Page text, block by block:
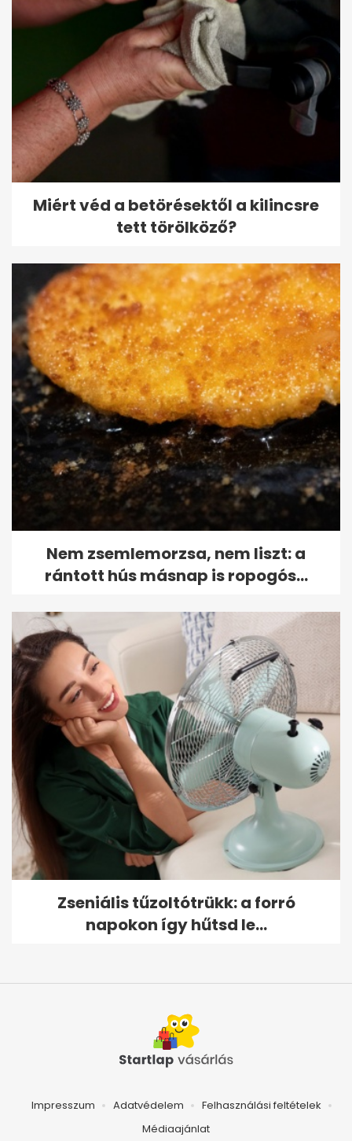
Miért véd a betörésektől a kilincsre
tett törölköző?
Nem zsemlemorzsa, nem liszt: a
rántott hús másnap is ropogós...
Zseniális tűzoltótrükk: a forró
napokon így hűtsd le...
Impresszum Adatvédelem
Felhasználási feltételek
Médiaajánlat